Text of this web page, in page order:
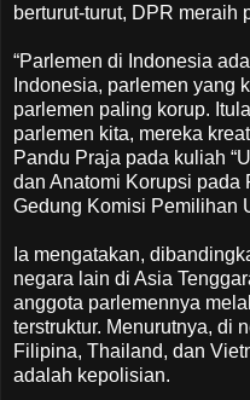
berturut-turut, DPR meraih
“Parlemen di Indonesia
Indonesia, parlemen yang
parlemen paling korup.
parlemen kita, mereka
Pandu Praja pada kuliah
dan Anatomi Korupsi pada
Gedung Komisi Pemilihan
Ia mengatakan,
negara lain di Asia
anggota parlemennya
terstruktur. Menurutnya, di
Filipina, Thailand, dan
adalah kepolisian.